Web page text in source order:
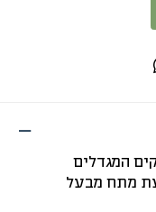
המגדלים
מתח מבעל